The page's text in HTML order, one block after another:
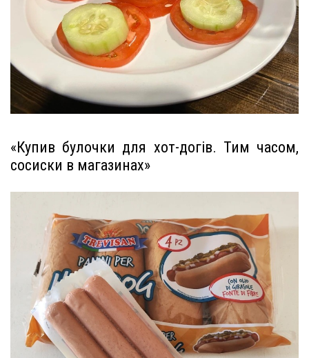
«Купив булочки для хот-догів. Тим часом,
сосиски в магазинах»